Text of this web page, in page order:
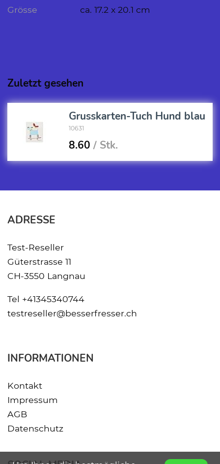
Grösse
ca. 17.2 x 20.1 cm
Zuletzt gesehen
Grusskarten-Tuch Hund blau
10631
8.60 / Stk.
ADRESSE
Test-Reseller
Güterstrasse 11
CH-3550 Langnau
Tel +41345340744
testreseller@besserfresser.ch
INFORMATIONEN
Kontakt
Impressum
AGB
Datenschutz